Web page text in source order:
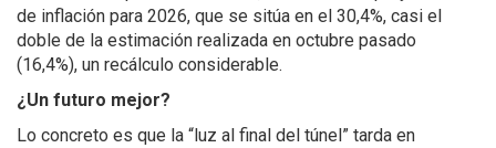
de inflación para 2026, que se sitúa en el 30,4%, casi el
doble de la estimación realizada en octubre pasado
(16,4%), un recálculo considerable.
¿Un futuro mejor?
Lo concreto es que la “luz al final del túnel” tarda en